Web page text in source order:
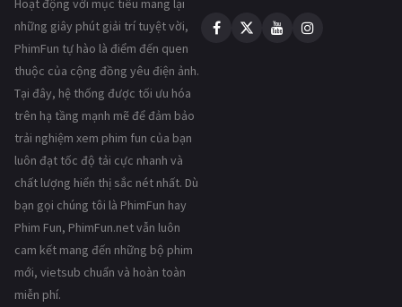
Hoạt động với mục tiêu mang lại
những giây phút giải trí tuyệt vời,
PhimFun tự hào là điểm đến quen
thuộc của cộng đồng yêu điện ảnh.
Tại đây, hệ thống được tối ưu hóa
trên hạ tầng mạnh mẽ để đảm bảo
trải nghiệm xem phim fun của bạn
luôn đạt tốc độ tải cực nhanh và
chất lượng hiển thị sắc nét nhất. Dù
bạn gọi chúng tôi là PhimFun hay
Phim Fun, PhimFun.net vẫn luôn
cam kết mang đến những bộ phim
mới, vietsub chuẩn và hoàn toàn
miễn phí.